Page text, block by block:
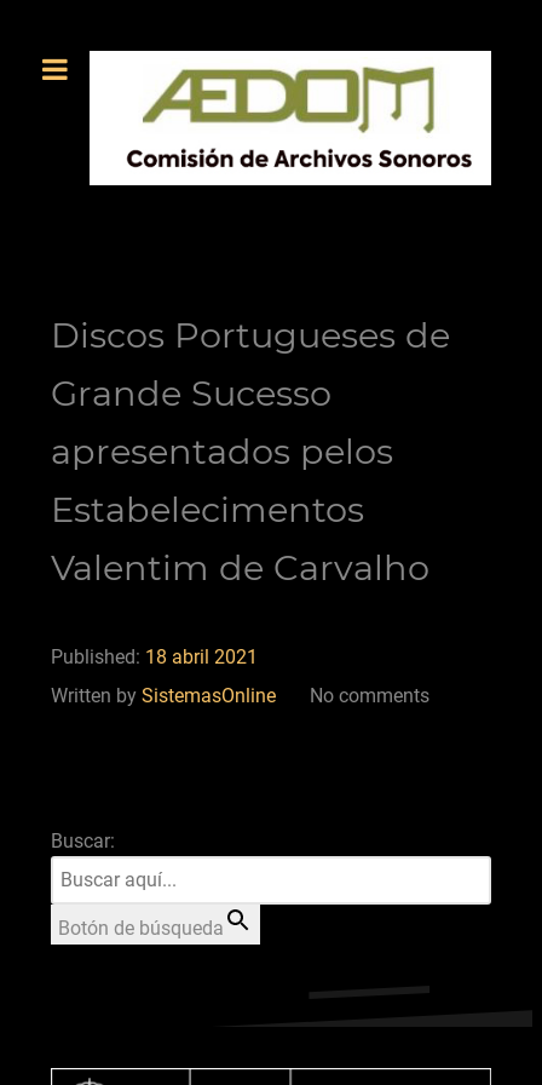
Discos Portugueses de
Grande Sucesso
apresentados pelos
Estabelecimentos
Valentim de Carvalho
Published: 18 abril 2021
Written by SistemasOnline No comments
Buscar:
Botón de búsqueda